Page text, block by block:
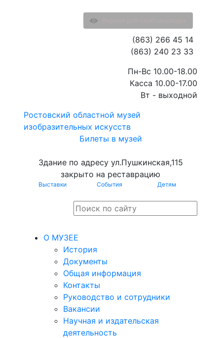
Ростовский областной музей
изобразительных искусств
Билеты в музей
Здание по адресу ул.Пушкинская,115
закрыто на реставрацию
Выставки События Детям
(863) 266 45 14
(863) 240 23 33
Пн-Вс 10.00-18.00
Касса 10.00-17.00
Вт - выходной
О МУЗЕЕ
История
Документы
Общая информация
Контакты
Руководство и сотрудники
Вакансии
Научная и издательская
деятельность